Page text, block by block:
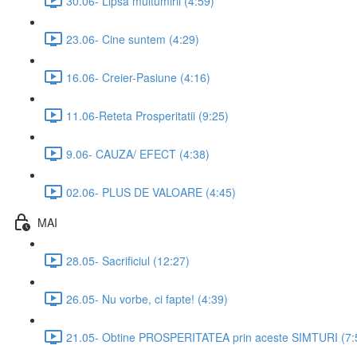
23.06- Cine suntem (4:29)
16.06- Creier-Pasiune (4:16)
11.06-Reteta Prosperitatii (9:25)
9.06- CAUZA/ EFECT (4:38)
02.06- PLUS DE VALOARE (4:45)
MAI
28.05- Sacrificiul (12:27)
26.05- Nu vorbe, ci fapte! (4:39)
21.05- Obtine PROSPERITATEA prin aceste SIMTURI